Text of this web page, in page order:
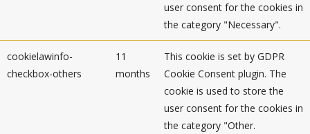
user consent for the cookies in
the category "Necessary".
cookielawinfo-
checkbox-others
11
months
This cookie is set by GDPR
Cookie Consent plugin. The
cookie is used to store the
user consent for the cookies in
the category "Other.